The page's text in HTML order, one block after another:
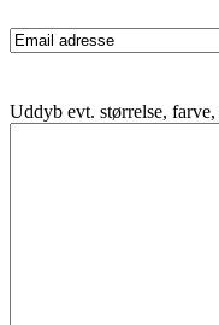
Email
adresse(Påkrævet)
Besked
Uddyb evt. størrelse,